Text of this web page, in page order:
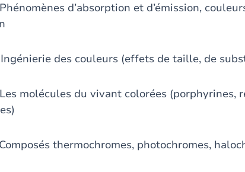
d’absorption et d’émission,
des couleurs (effets de taille, de
du vivant colorées (porphyrines,
thermochromes, photochromes,